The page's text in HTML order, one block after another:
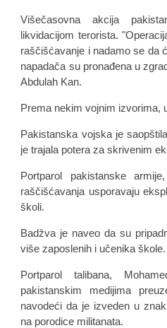
Višečasovna akcija
likvidacijom terorista.
raščišćavanje i nadamo se da
napadača su pronađena u
Abdulah Kan.
Prema nekim vojnim izvorima,
Pakistanska vojska je
je trajala potera za skrivenim
Portparol pakistanske
raščišćavanja usporavaju
školi.
Badžva je naveo da su
više zaposlenih i učenika škole.
Portparol talibana,
pakistanskim medijima
navodeći da je izveden u
na porodice militanata.